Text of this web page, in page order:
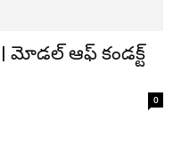
| మోడల్ ఆఫ్ కండక్ట్
0